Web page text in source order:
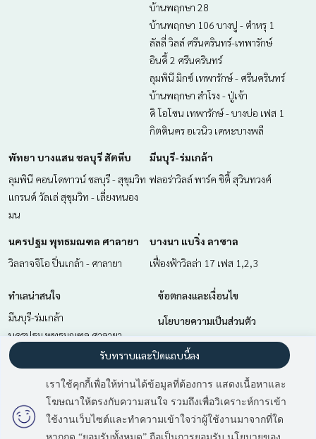
มี2คนกำลังดูประกาศนี้
บ้านพฤกษา 28
บ้านพฤกษา 106 บางปู - ตำหรุ 1
ลัลลี่ วิลล์ ศรีนครินทร์-เทพารักษ์
อินดี้ 2 ศรีนครินทร์
ลุมพินี มิกซ์ เทพารักษ์ - ศรีนครินทร์
บ้านพฤกษา สำโรง - ปู่เจ้า
ดิ โอโซน เทพารักษ์ - บางบ่อ เฟส 1
กิตตินคร อเวนิว เคหะบางพลี
พัทยา บางแสน ชลบุรี สัตหีบ
ลุมพินี คอนโดทาวน์ ชลบุรี - สุขุมวิท
แกรนด์ วัลเล่ สุขุมวิท - เลี่ยงหนอง
มน
มีนบุรี-ร่มเกล้า
ฟลอร่าวิลล์ พาร์ค ซิตี้ สุวินทวงศ์
นครปฐม พุทธมณฑล ศาลายา
วิลลาจจิโอ ปิ่นเกล้า - ศาลายา
บางนา แบริ่ง ลาซาล
เฟื่องฟ้าวิลล่า 17 เฟส 1,2,3
ทำเลน่าสนใจ
มีนบุรี-ร่มเกล้า
นครปฐม พุทธมณฑล ศาลายา
ฉะเชิงเทรา
สำโรง สมุทรปราการ
บางนา แบริ่ง ลาซาล
พัทยา บางแสน ชลบุรี สัตหีบ
ข้อตกลงและเงื่อนไข
นโยบายความเป็นส่วนตัว
เกี่ยวกับเรา
วิธีการฝากขาย-เช่า
ติดต่อ
เราใช้คุกกี้เพื่อให้ท่านได้ข้อมูลที่ต้องการ แสดงเนื้อหาและ
โฆษณาให้ตรงกับความสนใจ รวมถึงเพื่อวิเคราะห์การเข้า
ใช้งานเว็บไซต์และทำความเข้าใจว่าผู้ใช้งานมาจากที่ใด
รับทราบและปิดแถบนี้ลง